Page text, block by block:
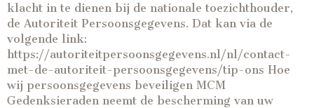
klacht in te dienen bij de nationale toezichthouder,
de Autoriteit Persoonsgegevens. Dat kan via de
volgende link:
https://autoriteitpersoonsgegevens.nl/nl/contact-
met-de-autoriteit-persoonsgegevens/tip-ons Hoe
wij persoonsgegevens beveiligen MCM
Gedenksieraden neemt de bescherming van uw